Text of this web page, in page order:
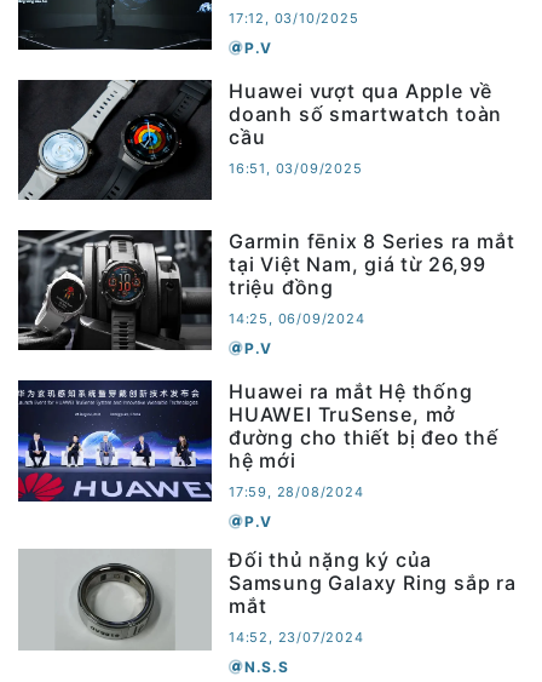
17:12, 03/10/2025
P.V
Huawei vượt qua Apple về
doanh số smartwatch toàn
cầu
16:51, 03/09/2025
Garmin fēnix 8 Series ra mắt
tại Việt Nam, giá từ 26,99
triệu đồng
14:25, 06/09/2024
P.V
Huawei ra mắt Hệ thống
HUAWEI TruSense, mở
đường cho thiết bị đeo thế
hệ mới
17:59, 28/08/2024
P.V
Đối thủ nặng ký của
Samsung Galaxy Ring sắp ra
mắt
14:52, 23/07/2024
N.S.S